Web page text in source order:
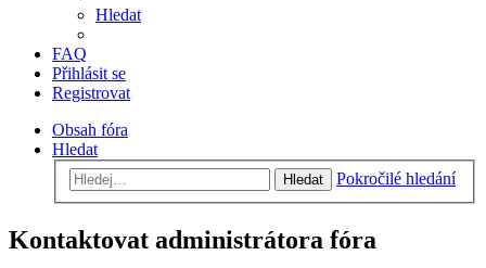
Hledat
FAQ
Přihlásit se
Registrovat
Obsah fóra
Hledat
Hledat Pokročilé hledání
Kontaktovat administrátora fóra